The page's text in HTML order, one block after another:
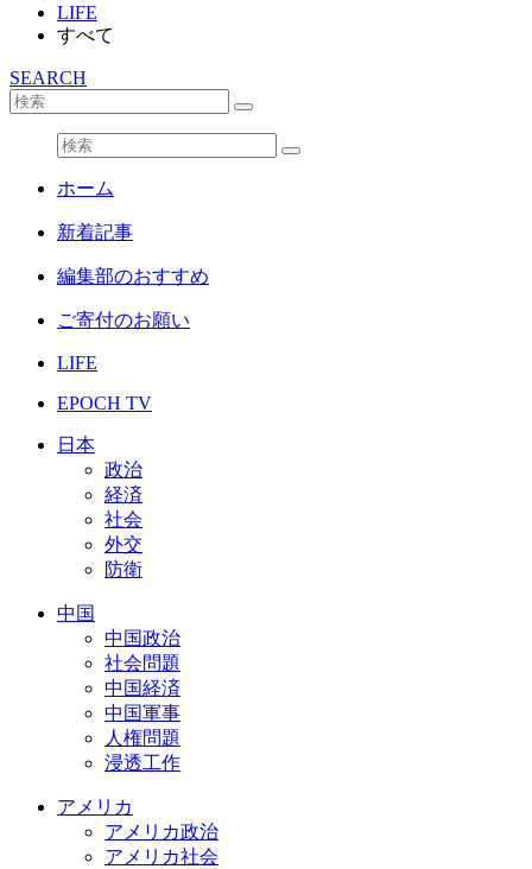
LIFE
すべて
SEARCH
ホーム
新着記事
編集部のおすすめ
ご寄付のお願い
LIFE
EPOCH TV
日本
政治
経済
社会
外交
防衛
中国
中国政治
社会問題
中国経済
中国軍事
人権問題
浸透工作
アメリカ
アメリカ政治
アメリカ社会